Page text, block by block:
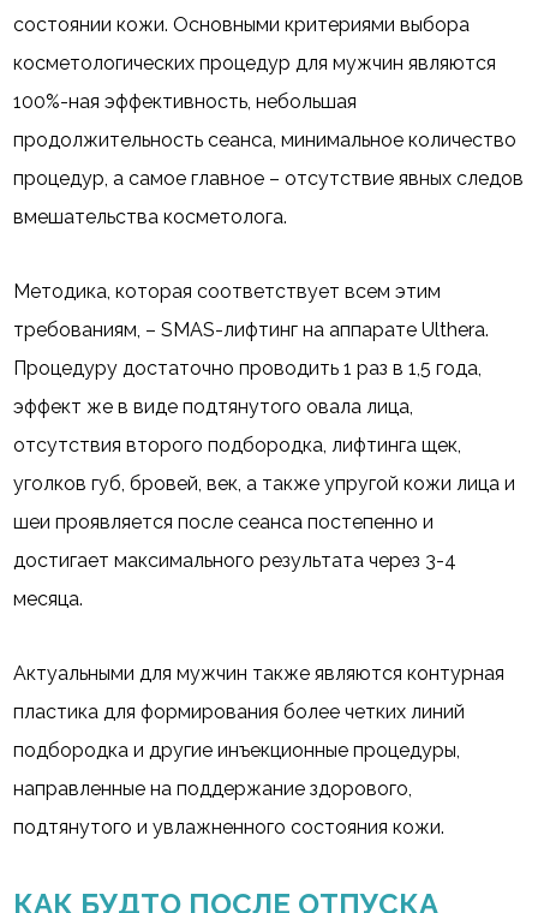
состоянии кожи. Основными критериями выбора
косметологических процедур для мужчин являются
100%-ная эффективность, небольшая
продолжительность сеанса, минимальное количество
процедур, а самое главное – отсутствие явных следов
вмешательства косметолога.
Методика, которая соответствует всем этим
требованиям, – SMAS-лифтинг на аппарате Ulthera.
Процедуру достаточно проводить 1 раз в 1,5 года,
эффект же в виде подтянутого овала лица,
отсутствия второго подбородка, лифтинга щек,
уголков губ, бровей, век, а также упругой кожи лица и
шеи проявляется после сеанса постепенно и
достигает максимального результата через 3-4
месяца.
Актуальными для мужчин также являются контурная
пластика для формирования более четких линий
подбородка и другие инъекционные процедуры,
направленные на поддержание здорового,
подтянутого и увлажненного состояния кожи.
КАК БУДТО ПОСЛЕ ОТПУСКА